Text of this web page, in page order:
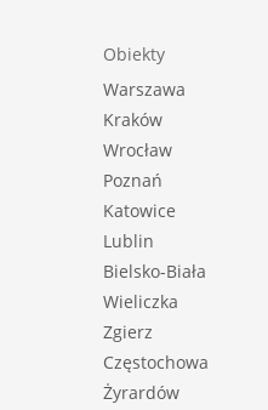
Obiekty
Warszawa
Kraków
Wrocław
Poznań
Katowice
Lublin
Bielsko-Biała
Wieliczka
Zgierz
Częstochowa
Żyrardów